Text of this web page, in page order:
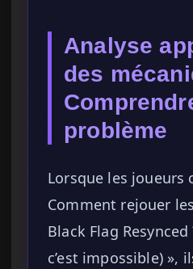
Analyse
des
problème
Lorsque les joueurs
Comment rejouer
Black Flag
c’est impossible) »,